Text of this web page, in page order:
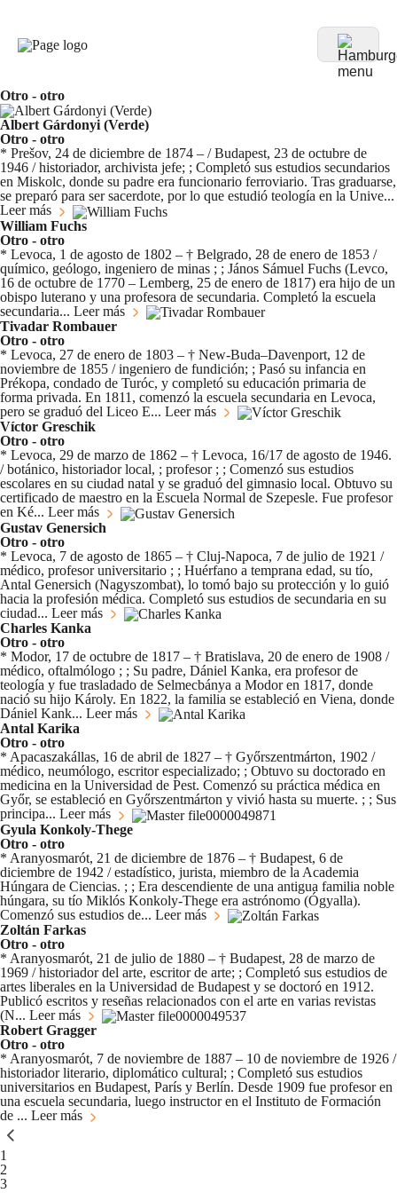
Otro - otro
Albert Gárdonyi (Verde)
Otro - otro
* Prešov, 24 de diciembre de 1874 – / Budapest, 23 de octubre de
1946 / historiador, archivista jefe; ; Completó sus estudios secundarios
en Miskolc, donde su padre era funcionario ferroviario. Tras graduarse,
se preparó para ser sacerdote, por lo que estudió teología en la Unive...
Leer más
William Fuchs
Otro - otro
* Levoca, 1 de agosto de 1802 – † Belgrado, 28 de enero de 1853 /
químico, geólogo, ingeniero de minas ; ; János Sámuel Fuchs (Levco,
16 de octubre de 1770 – Lemberg, 25 de enero de 1817) era hijo de un
obispo luterano y una profesora de secundaria. Completó la escuela
secundaria... Leer más
Tivadar Rombauer
Otro - otro
* Levoca, 27 de enero de 1803 – † New-Buda–Davenport, 12 de
noviembre de 1855 / ingeniero de fundición; ; Pasó su infancia en
Prékopa, condado de Turóc, y completó su educación primaria de
forma privada. En 1811, comenzó la escuela secundaria en Levoca,
pero se graduó del Liceo E... Leer más
Víctor Greschik
Otro - otro
* Levoca, 29 de marzo de 1862 – † Levoca, 16/17 de agosto de 1946.
/ botánico, historiador local, ; profesor ; ; Comenzó sus estudios
escolares en su ciudad natal y se graduó del gimnasio local. Obtuvo su
certificado de maestro en la Escuela Normal de Szepesle. Fue profesor
en Ké... Leer más
Gustav Genersich
Otro - otro
* Levoca, 7 de agosto de 1865 – † Cluj-Napoca, 7 de julio de 1921 /
médico, profesor universitario ; ; Huérfano a temprana edad, su tío,
Antal Genersich (Nagyszombat), lo tomó bajo su protección y lo guió
hacia la profesión médica. Completó sus estudios de secundaria en su
ciudad... Leer más
Charles Kanka
Otro - otro
* Modor, 17 de octubre de 1817 – † Bratislava, 20 de enero de 1908 /
médico, oftalmólogo ; ; Su padre, Dániel Kanka, era profesor de
teología y fue trasladado de Selmecbánya a Modor en 1817, donde
nació su hijo Károly. En 1822, la familia se estableció en Viena, donde
Dániel Kank... Leer más
Antal Karika
Otro - otro
* Apacaszakállas, 16 de abril de 1827 – † Győrszentmárton, 1902 /
médico, neumólogo, escritor especializado; ; Obtuvo su doctorado en
medicina en la Universidad de Pest. Comenzó su práctica médica en
Győr, se estableció en Győrszentmárton y vivió hasta su muerte. ; ; Sus
principa... Leer más
Gyula Konkoly-Thege
Otro - otro
* Aranyosmarót, 21 de diciembre de 1876 – † Budapest, 6 de
diciembre de 1942 / estadístico, jurista, miembro de la Academia
Húngara de Ciencias. ; ; Era descendiente de una antigua familia noble
húngara, su tío Miklós Konkoly-Thege era astrónomo (Ógyalla).
Comenzó sus estudios de... Leer más
Zoltán Farkas
Otro - otro
* Aranyosmarót, 21 de julio de 1880 – † Budapest, 28 de marzo de
1969 / historiador del arte, escritor de arte; ; Completó sus estudios de
artes liberales en la Universidad de Budapest y se doctoró en 1912.
Publicó escritos y reseñas relacionados con el arte en varias revistas
(N... Leer más
Robert Gragger
Otro - otro
* Aranyosmarót, 7 de noviembre de 1887 – 10 de noviembre de 1926 /
historiador literario, diplomático cultural; ; Completó sus estudios
universitarios en Budapest, París y Berlín. Desde 1909 fue profesor en
una escuela secundaria, luego instructor en el Instituto de Formación
de ... Leer más
You're currently reading page
1
Página
2
Página
3